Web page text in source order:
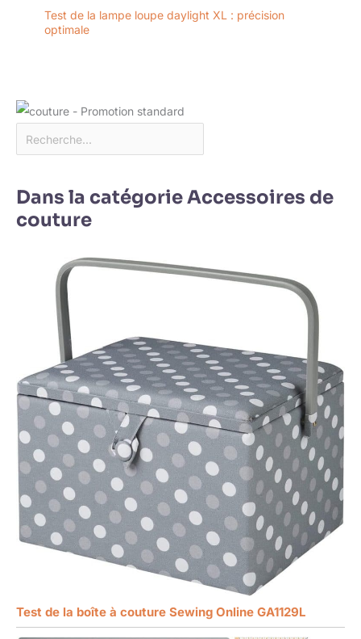
Test de la lampe loupe daylight XL : précision
optimale
Dans la catégorie Accessoires de
couture
Test de la boîte à couture Sewing Online GA1129L